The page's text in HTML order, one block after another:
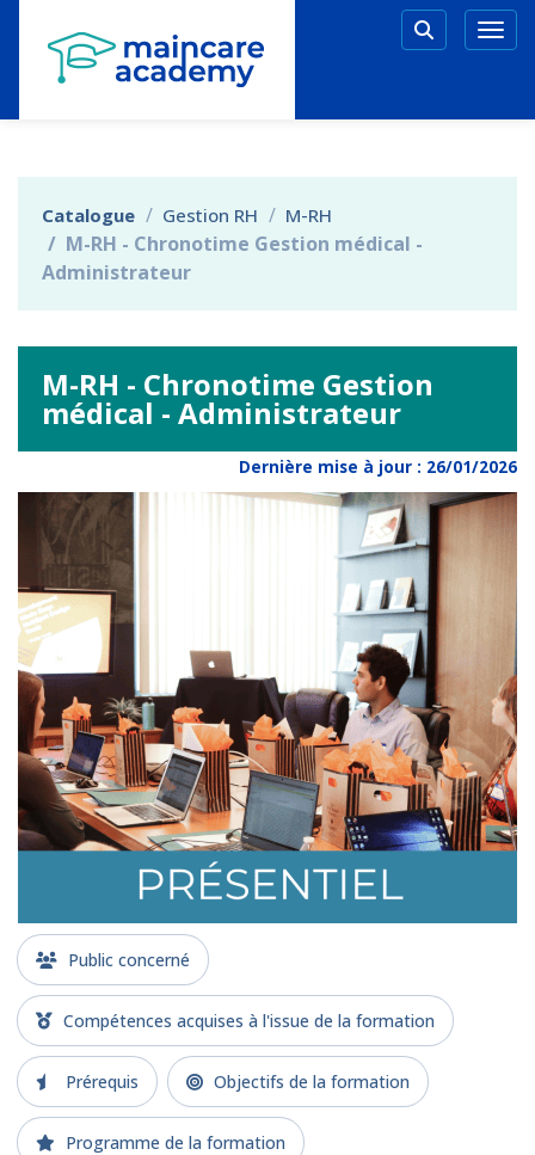
Aller au menu principal
Aller au contenu principal
Personnaliser l'interface
Catalogue Gestion RH M-RH
M-RH - Chronotime Gestion médical -
Administrateur
M-RH - Chronotime Gestion
médical - Administrateur
Dernière mise à jour : 26/01/2026
Public concerné
Compétences acquises à l'issue de la formation
Prérequis Objectifs de la formation
Programme de la formation